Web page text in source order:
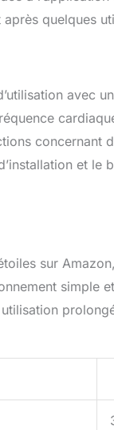
quelques
avec
concernant
et
sur
simple